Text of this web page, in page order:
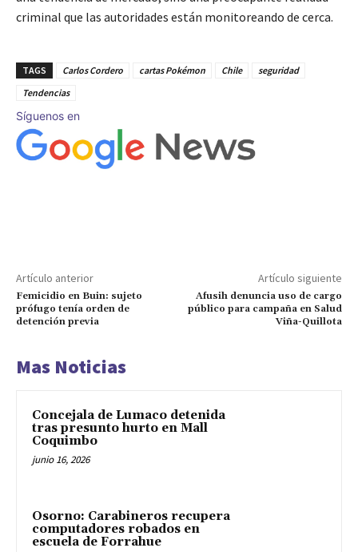
criminal que las autoridades están monitoreando de cerca.
TAGS Carlos Cordero cartas Pokémon Chile
seguridad
Tendencias
Síguenos en
Artículo anterior
Femicidio en Buin: sujeto
prófugo tenía orden de
detención previa
Artículo siguiente
Afusih denuncia uso de cargo
público para campaña en Salud
Viña-Quillota
Mas Noticias
Concejala de Lumaco detenida
tras presunto hurto en Mall
Coquimbo
junio 16, 2026
Osorno: Carabineros recupera
computadores robados en
escuela de Forrahue